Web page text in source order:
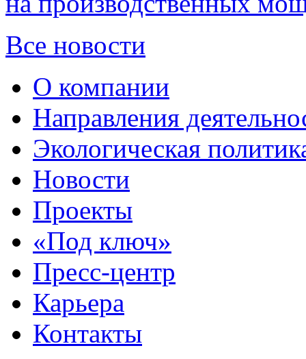
Все новости
О компании
Направления
Экологическая
Новости
Проекты
«Под ключ»
Пресс-центр
Карьера
Контакты